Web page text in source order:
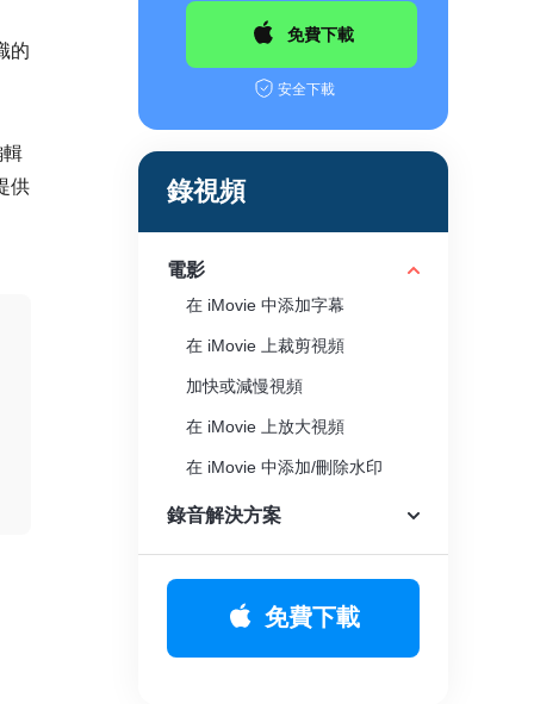
免費下載
安全下載
錄視頻
電影
在 iMovie 中添加字幕
在 iMovie 上裁剪視頻
加快或減慢視頻
在 iMovie 上放大視頻
在 iMovie 中添加/刪除水印
在 iMovie 中模糊視頻
錄音解決方案
免費下載
的
輯
供